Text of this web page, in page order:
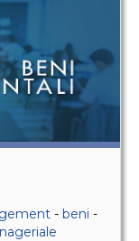
- beni -